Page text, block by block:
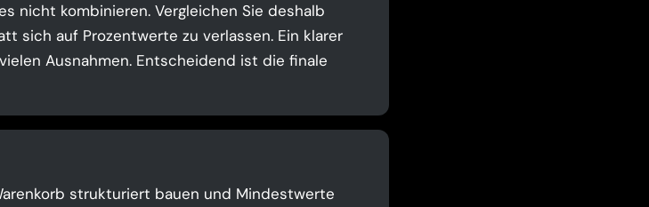
nicht kombinieren. Vergleichen Sie deshalb
sich auf Prozentwerte zu verlassen. Ein klarer
Ausnahmen. Entscheidend ist die finale
strukturiert bauen und Mindestwerte